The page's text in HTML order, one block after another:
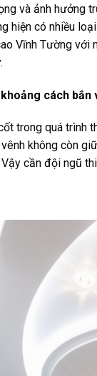
và ảnh hưởng
hiện có nhiều
Vĩnh Tường
cách
trong quá trình
không còn
cần đội ngũ